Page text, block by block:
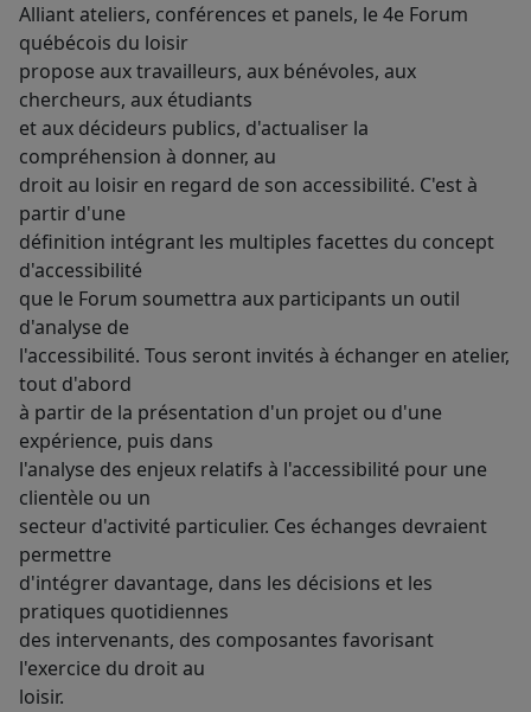
Alliant ateliers, conférences et panels, le 4e Forum
québécois du loisir
propose aux travailleurs, aux bénévoles, aux
chercheurs, aux étudiants
et aux décideurs publics, d'actualiser la
compréhension à donner, au
droit au loisir en regard de son accessibilité. C'est à
partir d'une
définition intégrant les multiples facettes du concept
d'accessibilité
que le Forum soumettra aux participants un outil
d'analyse de
l'accessibilité. Tous seront invités à échanger en atelier,
tout d'abord
à partir de la présentation d'un projet ou d'une
expérience, puis dans
l'analyse des enjeux relatifs à l'accessibilité pour une
clientèle ou un
secteur d'activité particulier. Ces échanges devraient
permettre
d'intégrer davantage, dans les décisions et les
pratiques quotidiennes
des intervenants, des composantes favorisant
l'exercice du droit au
loisir.